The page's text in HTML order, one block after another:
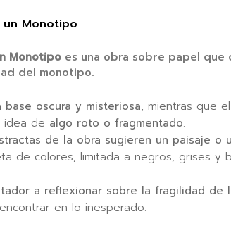
Monotipo
Monotipo es una obra sobre papel que
del monotipo.
oscura y misteriosa, mientras que
idea de algo roto o fragmentado.
de la obra sugieren un paisaje
de colores, limitada a negros, grises y
a reflexionar sobre la fragilidad de
en lo inesperado.